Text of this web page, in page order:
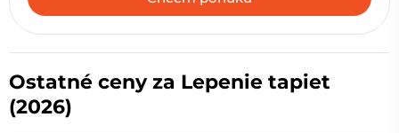
Ostatné ceny za Lepenie tapiet
(2026)